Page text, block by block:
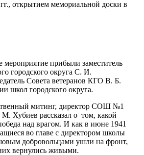
открытием мемориальной доски в
мероприятие прибыли заместитель
городского округа С. И.
Совета ветеранов КГО В. Б.
школ городского округа.
митинг, директор СОШ №1
Хубиев рассказал о том, какой
над врагом. И как в июне 1941
во главе с директором школы
добровольцами ушли на фронт,
вернулись живыми.